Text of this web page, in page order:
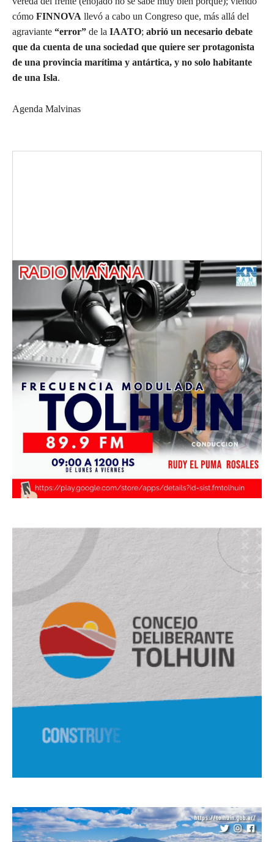
cómo FINNOVA llevó a cabo un Congreso que, más allá del
agraviante “error” de la IAATO; abrió un necesario debate
que da cuenta de una sociedad que quiere ser protagonista
de una provincia marítima y antártica, y no solo habitante
de una Isla.
Agenda Malvinas